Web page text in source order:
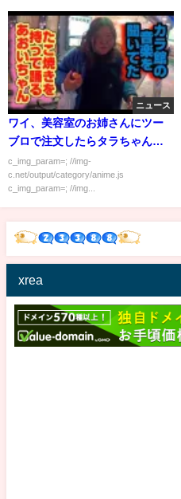
ニュース
ワイ、美容室のお姉さんにツー
ブロで注文したらタラちゃんに
なる
c_img_param=; //img-
c.net/output/category/anime.js
c_img_param=; //img...
xrea